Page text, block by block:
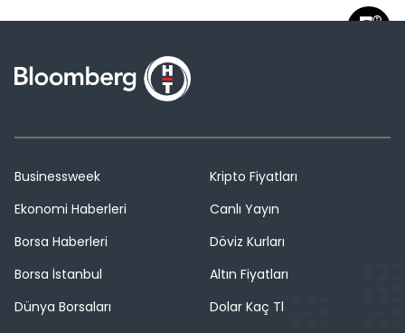
Businessweek
Ekonomi Haberleri
Borsa Haberleri
Borsa İstanbul
Dünya Borsaları
Kripto Fiyatları
Canlı Yayın
Döviz Kurları
Altın Fiyatları
Dolar Kaç Tl